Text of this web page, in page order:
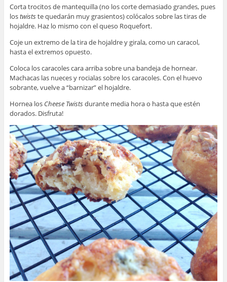
Corta trocitos de mantequilla (no los corte demasiado grandes, pues
lostwistste quedarán muy grasientos) colócalos sobre las tiras de
hojaldre. Haz lo mismo con el queso Roquefort.
Coje un extremo de la tira de hojaldre y girala, como un caracol,
hasta el extremos opuesto.
Coloca los caracoles cara arriba sobre una bandeja de hornear.
Machacas las nueces y rocialas sobre los caracoles. Con el huevo
sobrante, vuelve a “barnizar” el hojaldre.
Hornea los Cheese Twistsdurante media hora o hasta que estén
dorados. Disfruta!